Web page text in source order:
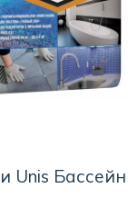
Unis Бассейн